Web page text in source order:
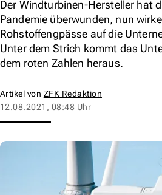
Der Windturbinen-Hersteller hat
Pandemie überwunden, nun
Rohstoffengpässe auf die
Unter dem Strich kommt das
dem roten Zahlen heraus.
Artikel von ZFK Redaktion
12.08.2021, 08:48 Uhr